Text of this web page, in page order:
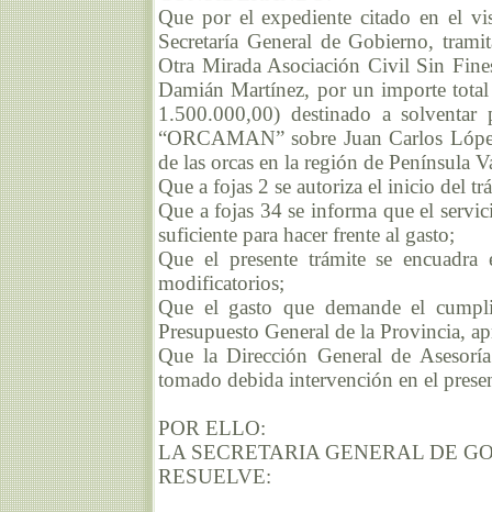
Que por el expediente citado en el
Secretaría General de Gobierno,
Otra Mirada Asociación Civil Sin
Damián Martínez, por un importe
1.500.000,00) destinado a
“ORCAMAN” sobre Juan Carlos
de las orcas en la región de Península
Que a fojas 2 se autoriza el inicio del
Que a fojas 34 se informa que el
suficiente para hacer frente al gasto;
Que el presente trámite se
modificatorios;
Que el gasto que demande el
Presupuesto General de la Provincia,
Que la Dirección General de
tomado debida intervención en el
POR ELLO:
LA SECRETARIA GENERAL DE
RESUELVE: